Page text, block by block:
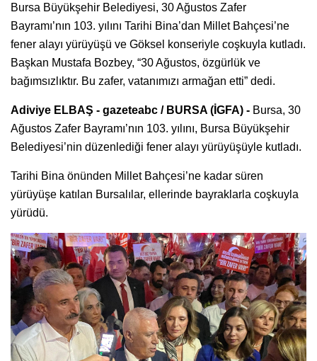
Bursa Büyükşehir Belediyesi, 30 Ağustos Zafer
Bayramı’nın 103. yılını Tarihi Bina’dan Millet Bahçesi’ne
fener alayı yürüyüşü ve Göksel konseriyle coşkuyla kutladı.
Başkan Mustafa Bozbey, “30 Ağustos, özgürlük ve
bağımsızlıktır. Bu zafer, vatanımızı armağan etti” dedi.
Adiviye ELBAŞ - gazeteabc / BURSA (İGFA) - Bursa, 30
Ağustos Zafer Bayramı’nın 103. yılını, Bursa Büyükşehir
Belediyesi’nin düzenlediği fener alayı yürüyüşüyle kutladı.
Tarihi Bina önünden Millet Bahçesi’ne kadar süren
yürüyüşe katılan Bursalılar, ellerinde bayraklarla coşkuyla
yürüdü.